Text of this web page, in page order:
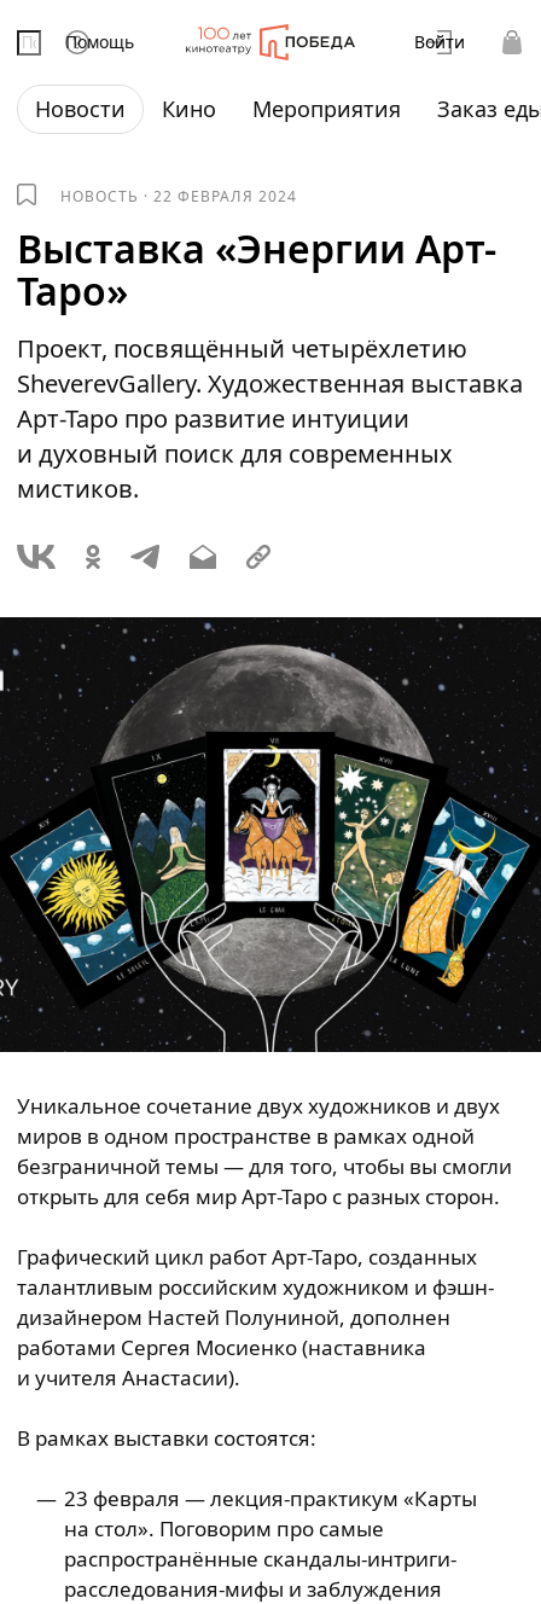
Помощь Войти
Новости Кино Мероприятия Заказ
НОВОСТЬ ·22 ФЕВРАЛЯ 2024
Выставка «Энергии Арт-
Таро»
Проект, посвящённый четырёхлетию
SheverevGallery. Художественная выставка
Арт-Таро про развитие интуиции
и духовный поиск для современных
мистиков.
Уникальное сочетание двух художников и двух
миров в одном пространстве в рамках одной
безграничной темы — для того, чтобы вы смогли
открыть для себя мир Арт-Таро с разных сторон.
Графический цикл работ Арт-Таро, созданных
талантливым российским художником и фэшн-
дизайнером Настей Полуниной, дополнен
работами Сергея Мосиенко (наставника
и учителя Анастасии).
В рамках выставки состоятся:
23 февраля — лекция-практикум «Карты
на стол». Поговорим про самые
распространённые скандалы-интриги-
расследования-мифы и заблуждения